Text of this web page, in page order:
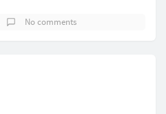
No comments